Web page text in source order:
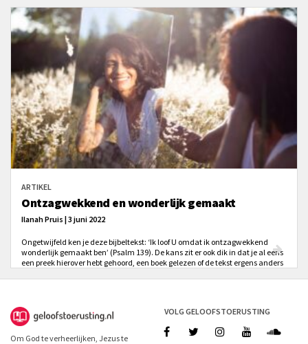
ARTIKEL
Ontzagwekkend en wonderlijk gemaakt
Ilanah Pruis | 3 juni 2022
Ongetwijfeld ken je deze bijbeltekst: ‘Ik loof U omdat ik ontzagwekkend
wonderlijk gemaakt ben’ (Psalm 139). De kans zit er ook dik in dat je al eens
een preek hierover hebt gehoord, een boek gelezen of de tekst ergens anders
Om God te verheerlijken, Jezus te
VOLG GELOOFSTOERUSTING